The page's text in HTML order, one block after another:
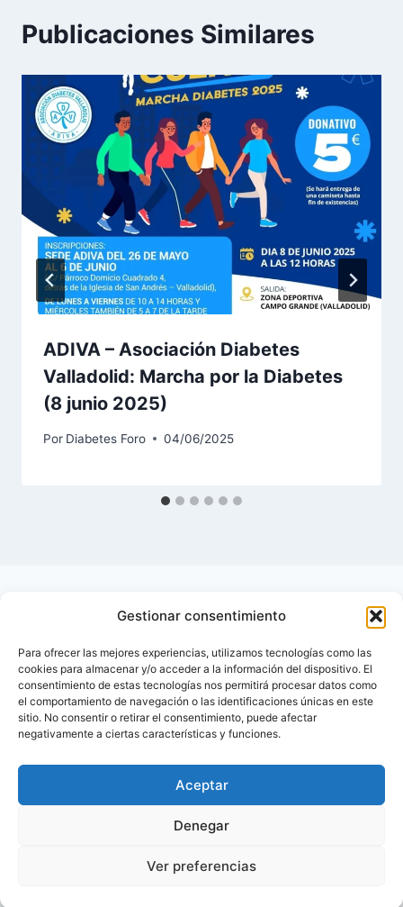
Gestionar consentimiento
Para ofrecer las mejores experiencias, utilizamos tecnologías como las
cookies para almacenar y/o acceder a la información del dispositivo. El
consentimiento de estas tecnologías nos permitirá procesar datos como
el comportamiento de navegación o las identificaciones únicas en este
sitio. No consentir o retirar el consentimiento, puede afectar
negativamente a ciertas características y funciones.
Aceptar
Denegar
Ver preferencias
Publicaciones Similares
ADIVA – Asociación Diabetes
Valladolid: Marcha por la Diabetes
(8 junio 2025)
Por Diabetes Foro 04/06/2025
Inicio
Contactar
Política de privacidad de Diabetes Foro – Blog